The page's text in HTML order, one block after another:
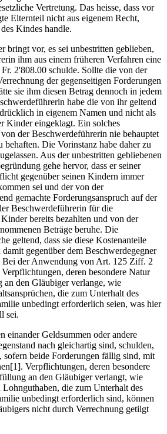
Vertretung. Das heisse, dass vor
Elternteil nicht aus eigenem Recht,
Kindes handle.
bringt vor, es sei unbestritten geblieben,
ihm aus einem früheren Verfahren eine
2'808.00 schulde. Sollte die von der
der gegenseitigen Forderungen
sie ihm diesen Betrag dennoch in jedem
habe die von ihr geltend
in eigenem Namen und nicht als
Kinder eingeklagt. Ein solches
der Beschwerdeführerin nie behauptet
behaften. Die Vorinstanz habe daher zu
Aus der unbestritten gebliebenen
gehe hervor, dass er seiner
gegenüber seinen Kindern immer
sei und der von der
gemachte Forderungsanspruch auf der
Beschwerdeführerin für die
bereits bezahlten und von der
Beträge beruhe. Die
geltend, dass sie diese Kostenanteile
gegenüber dem Beschwerdegegner
Bei der Anwendung von Art. 125 Ziff. 2
deren besondere Natur
an den Gläubiger verlange, wie
die zum Unterhalt des
unbedingt erforderlich seien, was hier
sei.
einander Geldsummen oder andere
nach gleichartig sind, schulden,
sofern beide Forderungen fällig sind, mit
Verpflichtungen, deren besondere
an den Gläubiger verlangt, wie
die zum Unterhalt des
unbedingt erforderlich sind, können
nicht durch Verrechnung getilgt